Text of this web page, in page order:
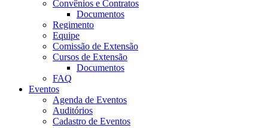
Convênios e Contratos
Documentos
Regimento
Equipe
Comissão de Extensão
Cursos de Extensão
Documentos
FAQ
Eventos
Agenda de Eventos
Auditórios
Cadastro de Eventos